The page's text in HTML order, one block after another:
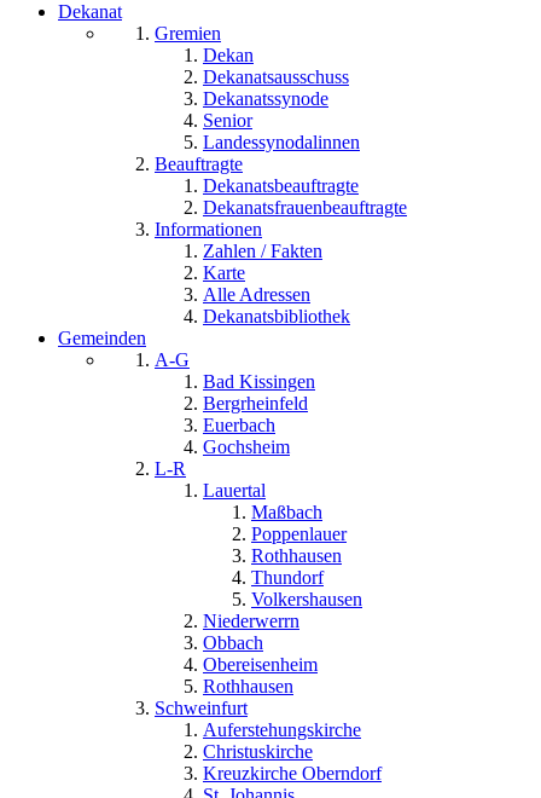
Dekanat
Gremien
Dekan
Dekanatsausschuss
Dekanatssynode
Senior
Landessynodalinnen
Beauftragte
Dekanatsbeauftragte
Dekanatsfrauenbeauftragte
Informationen
Zahlen / Fakten
Karte
Alle Adressen
Dekanatsbibliothek
Gemeinden
A-G
Bad Kissingen
Bergrheinfeld
Euerbach
Gochsheim
L-R
Lauertal
Maßbach
Poppenlauer
Rothhausen
Thundorf
Volkershausen
Niederwerrn
Obbach
Obereisenheim
Rothhausen
Schweinfurt
Auferstehungskirche
Christuskirche
Kreuzkirche Oberndorf